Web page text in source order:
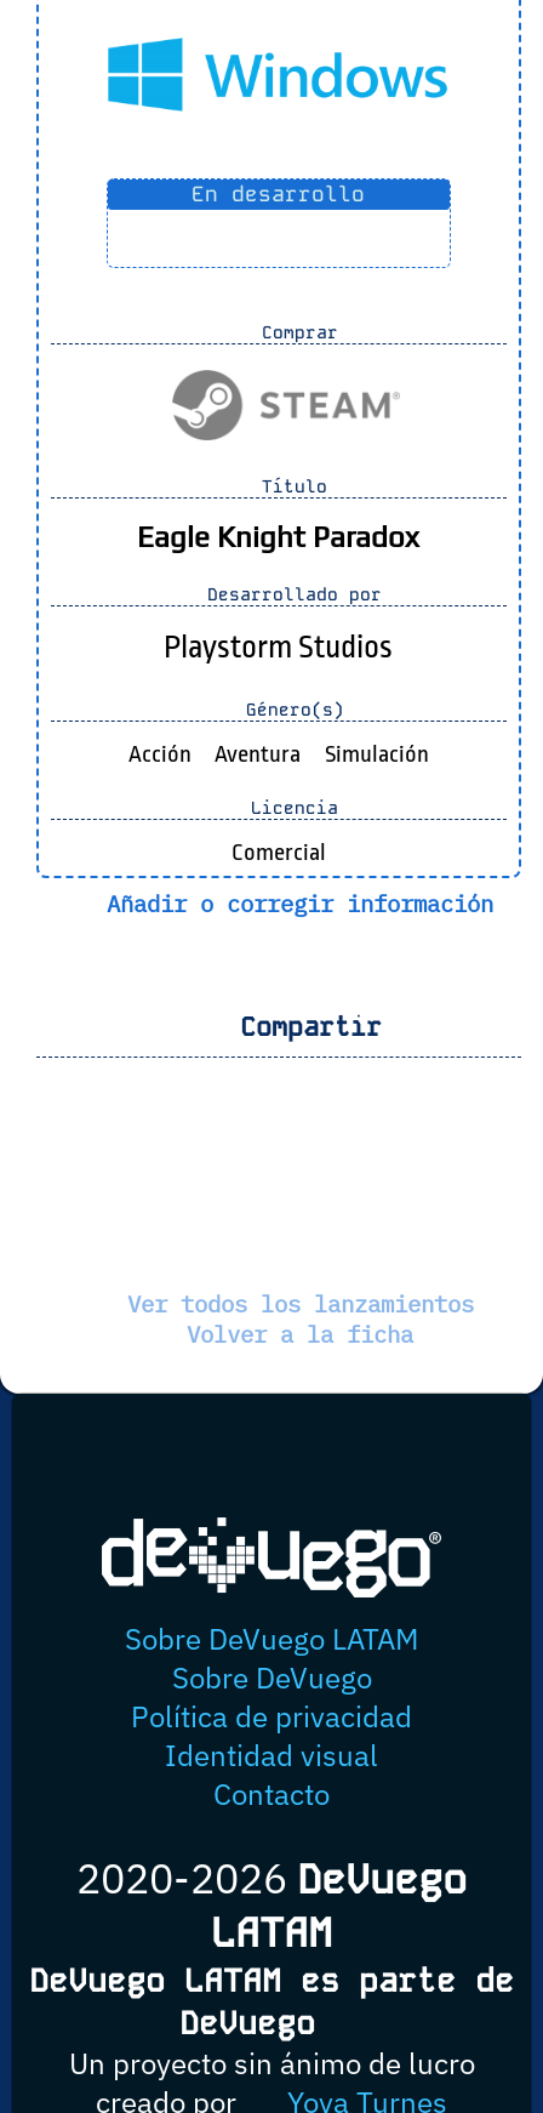
En desarrollo
Comprar
Título
Eagle Knight Paradox
Desarrollado por
Playstorm Studios
Género(s)
Acción Aventura Simulación
Licencia
Comercial
Añadir o corregir información
Compartir
Ver todos los lanzamientos
Volver a la ficha
Sobre DeVuego LATAM
Sobre DeVuego
Política de privacidad
Identidad visual
Contacto
2020-2026 DeVuego
LATAM
DeVuego LATAM es parte de
DeVuego
Un proyecto sin ánimo de lucro
creado por
Yova Turnes